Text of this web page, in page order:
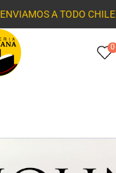
ENVIAMOS A TODO CHILE
0